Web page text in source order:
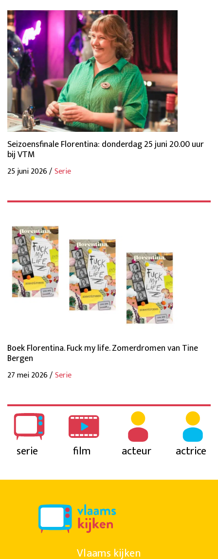
Seizoensfinale Florentina: donderdag 25 juni 20.00 uur
bij VTM
25 juni 2026 /Serie
Boek Florentina. Fuck my life. Zomerdromen van Tine
Bergen
27 mei 2026 /Serie
serie film acteur actrice
Vlaams kijken